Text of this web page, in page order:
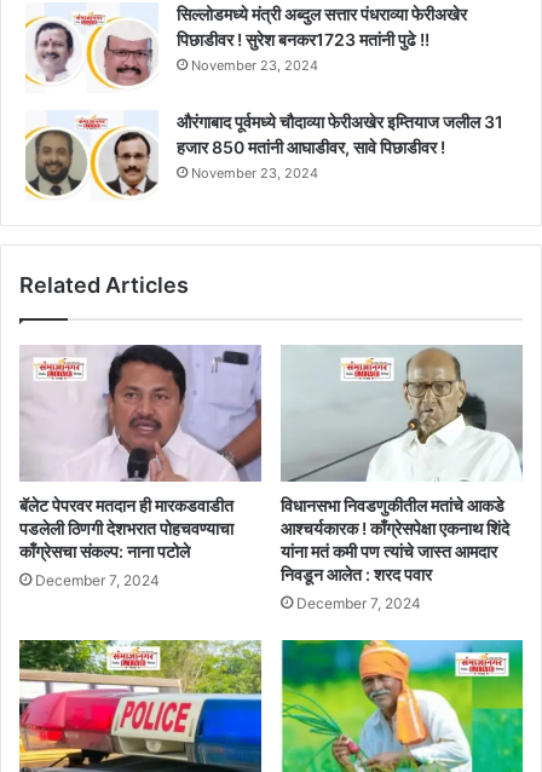
सिल्लोडमध्ये मंत्री अब्दुल सत्तार पंधराव्या फेरीअखेर
पिछाडीवर ! सुरेश बनकर1723 मतांनी पुढे !!
November 23, 2024
औरंगाबाद पूर्वमध्ये चौदाव्या फेरीअखेर इम्तियाज जलील 31
हजार 850 मतांनी आघाडीवर, सावे पिछाडीवर !
November 23, 2024
Related Articles
बॅलेट पेपरवर मतदान ही मारकडवाडीत
पडलेली ठिणगी देशभरात पोहचवण्याचा
काँग्रेसचा संकल्प: नाना पटोले
December 7, 2024
विधानसभा निवडणुकीतील मतांचे आकडे
आश्चर्यकारक ! काँग्रेसपेक्षा एकनाथ शिंदे
यांना मतं कमी पण त्यांचे जास्त आमदार
निवडून आलेत : शरद पवार
December 7, 2024